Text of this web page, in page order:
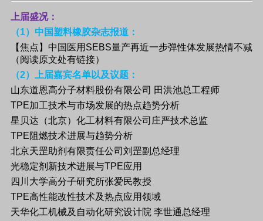
上届盛况：
（1）中国塑料橡胶杂志报道 ：
【焦点】中国医用 SEBS量产再近一步弹性体发展热情不减
（阅读原文处有链接）
（2）上届嘉宾名单以及议题：
山东道恩高分子材料股份有限公司 田洪池总工程师
TPE加工技术与市场发展的热点趋势分析
星贝达（北京）化工材料有限公司庄严技术总监
TPE阻燃技术进展与趋势分析
北京天罡助剂有限责任公司刘罡副总经理
光稳定剂新技术进展与TPE应用
四川大学高分子研究所张爱民教授
TPE高性能改性技术及热点应用领域
天华化工机械及自动化研究设计院 李世通总经理